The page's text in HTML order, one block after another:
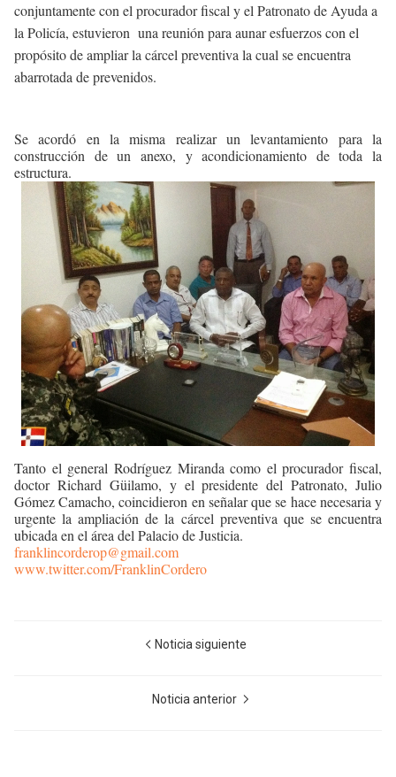
conjuntamente con el procurador fiscal y el Patronato de Ayuda a
la Policía, estuvieron una reunión para aunar esfuerzos con el
propósito de ampliar la cárcel preventiva la cual se encuentra
abarrotada de prevenidos.
Se acordó en la misma realizar un levantamiento para la
construcción de un anexo, y acondicionamiento de toda la
estructura.
Tanto el general Rodríguez Miranda como el procurador fiscal,
doctor Richard Güilamo, y el presidente del Patronato, Julio
Gómez Camacho, coincidieron en señalar que se hace necesaria y
urgente la ampliación de la cárcel preventiva que se encuentra
ubicada en el área del Palacio de Justicia.
franklincorderop@gmail.com
www.twitter.com/FranklinCordero
Noticia siguiente
Noticia anterior